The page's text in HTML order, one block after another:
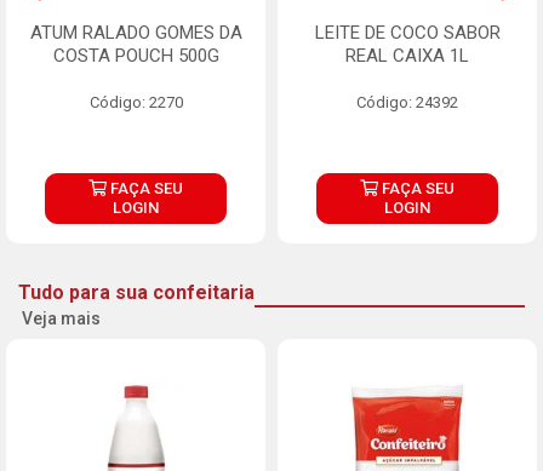
ATUM RALADO GOMES DA
COSTA POUCH 500G
Código: 2270
FAÇA SEU
LOGIN
LEITE DE COCO SABOR
REAL CAIXA 1L
Código: 24392
FAÇA SEU
LOGIN
Tudo para sua confeitaria
Veja mais